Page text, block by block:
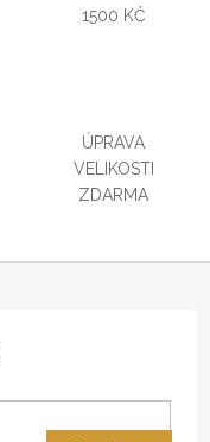
1500 KČ
ÚPRAVA
VELIKOSTI
ZDARMA